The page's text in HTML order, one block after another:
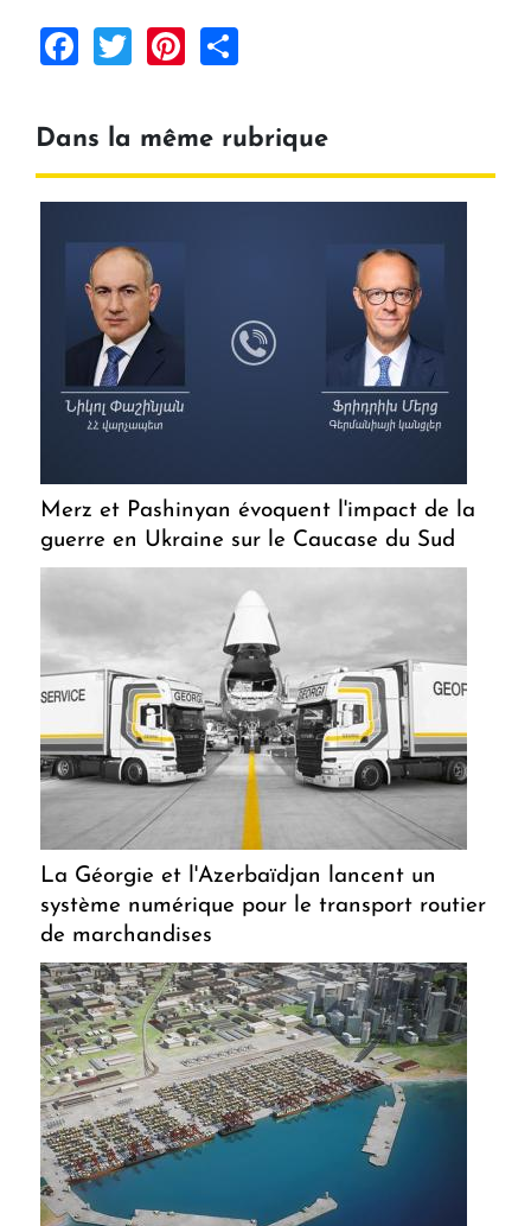
Facebook
TwitterPinterest
Dans la même rubrique
Merz et Pashinyan évoquent l'impact de la
guerre en Ukraine sur le Caucase du Sud
La Géorgie et l'Azerbaïdjan lancent un
système numérique pour le transport routier
de marchandises